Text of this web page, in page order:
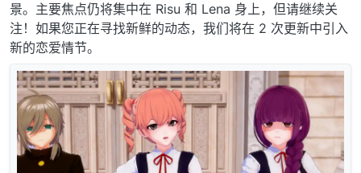
景。主要焦点仍将集中在 Risu 和 Lena 身上，但请继续关
注！如果您正在寻找新鲜的动态，我们将在 2 次更新中引入
新的恋爱情节。